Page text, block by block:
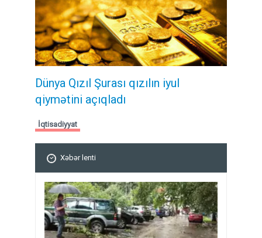
Dünya Qızıl Şurası qızılın iyul
qiymətini açıqladı
İqtisadiyyat
Xəbər lenti